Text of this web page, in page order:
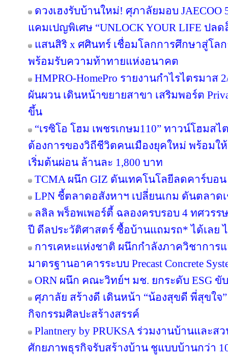
ดวงเฮงรับบ้านใหม่! ศุภาลัยมอบ
แคมเปญพิเศษ “UNLOCK YOUR LIFE ปล
แสนสิริ x ศศินทร์ เชื่อมโลกการศึกษาสู่โลก
พร้อมรับความท้าทายแห่งอนาคต
HMPRO-HomePro รายงานกำไรไตรมาส
ผันผวน เดินหน้าขยายสาขา เสริมพอร์ต
ขึ้น
“เรซิโอ โฮม เพชรเกษม110” ทาวน์โฮมส
ต้องการของวิถีชีวิตคนเมืองยุคใหม่ พร้อมให้
เริ่มต้นผ่อน ล้านละ 1,800 บาท
TCMA ผนึก GIZ ดันเทคโนโลยีลดคาร์บอน
LPN ชี้ตลาดอสังหาฯ เปลี่ยนเกม ดันตลา
ลลิล พร็อพเพอร์ตี้ ฉลองครบรอบ 4 ทศวรร
ปี ดีลประวัติศาสตร์ ซื้อบ้านแถมรถ* ได้เลย
การเคหะแห่งชาติ ผนึกกำลังภาควิชาการ
มาตรฐานอาคารระบบ Precast Concrete
ORN ผนึก คณะวิทย์ฯ มช. ยกระดับ ESG ขั
ศุภาลัย สร้างดี เดินหน้า “น้องสุขดี พี่สุขใจ
กิจกรรมศิลปะสร้างสรรค์
Plantnery by PRUKSA ร่วมงานบ้านและส
ศักยภาพธุรกิจรับสร้างบ้าน ชูแบบบ้านกว่า